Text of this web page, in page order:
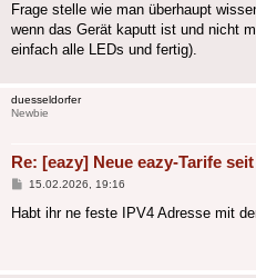
Frage stelle wie man überhaupt
wenn das Gerät kaputt ist und nicht
einfach alle LEDs und fertig).
duesseldorfer
Newbie
Re: [eazy] Neue eazy-Tarife seit
Beitrag
15.02.2026, 19:16
Habt ihr ne feste IPV4 Adresse mit